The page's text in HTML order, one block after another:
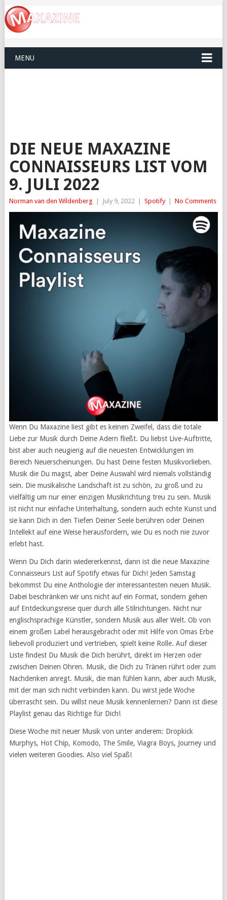
MENU
DIE NEUE MAXAZINE
CONNAISSEURS LIST VOM
9. JULI 2022
Norman van den Wildenberg July 9, 2022 Spotify No Comments
Wenn Du Maxazine liest gibt es keinen Zweifel, dass die totale
Liebe zur Musik durch Deine Adern fließt. Du liebst Live-Auftritte,
bist aber auch neugierig auf die neuesten Entwicklungen im
Bereich Neuerscheinungen. Du hast Deine festen Musikvorlieben.
Musik die Du magst, aber Deine Auswahl wird niemals vollständig
sein. Die musikalische Landschaft ist zu schön, zu groß und zu
vielfältig um nur einer einzigen Musikrichtung treu zu sein. Musik
ist nicht nur einfache Unterhaltung, sondern auch echte Kunst und
sie kann Dich in den Tiefen Deiner Seele berühren oder Deinen
Intellekt auf eine Weise herausfordern, wie Du es noch nie zuvor
erlebt hast.
Wenn Du Dich darin wiedererkennst, dann ist die neue Maxazine
Connaisseurs List auf Spotify etwas für Dich! Jeden Samstag
bekommst Du eine Anthologie der interessantesten neuen Musik.
Dabei beschränken wir uns nicht auf ein Format, sondern gehen
auf Entdeckungsreise quer durch alle Stilrichtungen. Nicht nur
englischsprachige Künstler, sondern Musik aus aller Welt. Ob von
einem großen Label herausgebracht oder mit Hilfe von Omas Erbe
liebevoll produziert und vertrieben, spielt keine Rolle. Auf dieser
Liste findest Du Musik die Dich berührt, direkt im Herzen oder
zwischen Deinen Ohren. Musik, die Dich zu Tränen rührt oder zum
Nachdenken anregt. Musik, die man fühlen kann, aber auch Musik,
mit der man sich nicht verbinden kann. Du wirst jede Woche
überrascht sein. Du willst neue Musik kennenlernen? Dann ist diese
Playlist genau das Richtige für Dich!
Diese Woche mit neuer Musik von unter anderem: Dropkick
Murphys, Hot Chip, Komodo, The Smile, Viagra Boys, Journey und
vielen weiteren Goodies. Also viel Spaß!